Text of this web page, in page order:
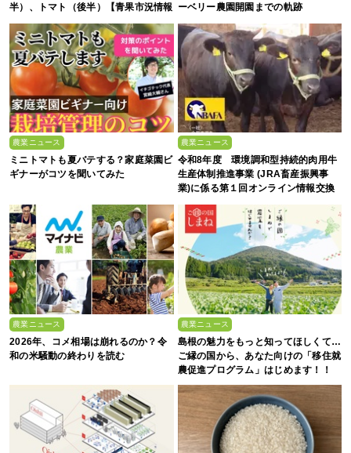
半）、トマト（後半）【青果市況情報
ーベリー農園開園までの軌跡
農業ニュース
ミニトマトも夏バテする？家庭菜園ビ
ギナーがコツを聞いてみた
農業ニュース
令和8年度 環境調和型持続的肉用牛
生産体制推進事業 (JRA畜産振興事
業)に係る第１回オンライン情報交換
会
農業ニュース
2026年、コメ相場は崩れるのか？令
和の米騒動の終わりを読む
農業ニュース
島根の魅力をもっと知ってほしくて…
ご縁の国から、あなた向けの「移住就
農促進プログラム」はじめます！！